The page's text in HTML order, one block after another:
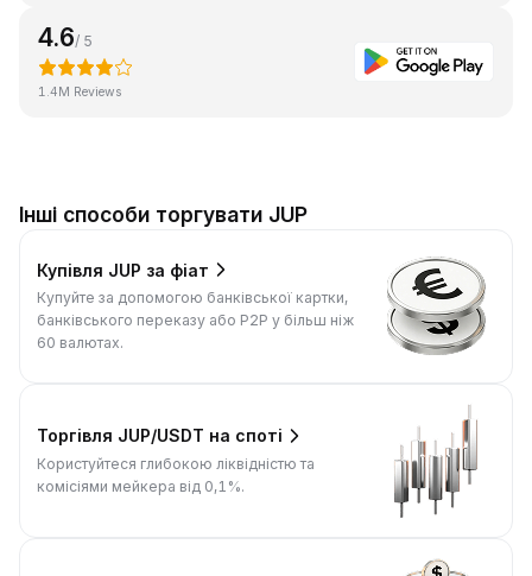
4.6/ 5
1.4M Reviews
Інші способи торгувати JUP
Купівля JUP за фіат
Купуйте за допомогою банківської картки,
банківського переказу або P2P у більш ніж
60 валютах.
Торгівля JUP/USDT на споті
Користуйтеся глибокою ліквідністю та
комісіями мейкера від 0,1%.